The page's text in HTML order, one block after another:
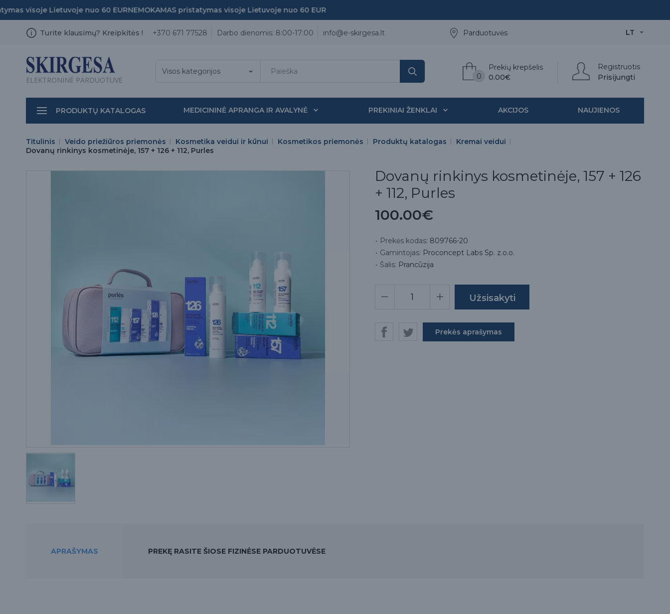
visoje Lietuvoje nuo 60 EURNEMOKAMAS pristatymas visoje Lietuvoje nuo 60 EUR
Turite klausimų? Kreipkitės ! +370 671 77528 Darbo dienomis: 8:00-17:00 info@e-skirgesa.lt LT
Parduotuvės
ELEKTRONINĖ PARDUOTUVĖ
Registruotis
Prisijungti
Prekių krepšelis
0.00€
0
Visos kategorijos
PRODUKTŲ KATALOGAS MEDICININĖ APRANGA IR AVALYNĖ PREKINIAI ŽENKLAI AKCIJOS NAUJIENOS
Titulinis Veido priežiūros priemonės Kosmetika veidui ir kūnui Kosmetikos priemonės Produktų katalogas
Kremai veidui
Dovanų rinkinys kosmetinėje, 157 + 126 + 112, Purles
Dovanų rinkinys kosmetinėje, 157 + 126
+ 112, Purles
100.00€
Prekės kodas: 809766-20
Gamintojas: Proconcept Labs Sp. z.o.o.
Šalis: Prancūzija
Prekės aprašymas
APRAŠYMAS PREKĘ RASITE ŠIOSE FIZINĖSE PARDUOTUVĖSE